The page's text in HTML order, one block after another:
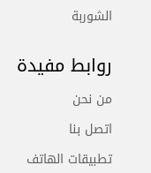
الشوربة
روابط مفيدة
من نحن
اتصل بنا
تطبيقات الهاتف